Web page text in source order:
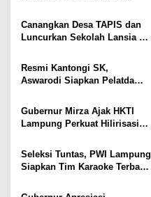
p
o
s
Tiga Venue Pelaksanaan
Soeratin Cup Piala Gubernur
Canangkan Desa TAPIS dan
Luncurkan Sekolah Lansia di
TP PKK Lampung Dorong
Pembangunan SDM Dimulai
Resmi Kantongi SK,
Aswarodi Siapkan Pelatda
Menuju Porwanas 2027
Gubernur Mirza Ajak HKTI
Lampung Perkuat Hilirisasi
Kesejahteraan Petani
Seleksi Tuntas, PWI Lampung
Siapkan Tim Karaoke Terbaik